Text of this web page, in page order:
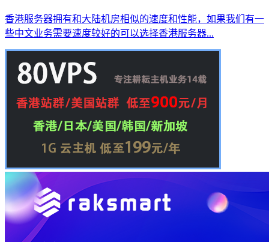
香港服务器拥有和大陆机房相似的速度和性能，如果我们有一
些中文业务需要速度较好的可以选择香港服务器...